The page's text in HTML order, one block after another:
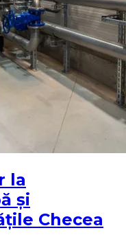
la
și
Checea